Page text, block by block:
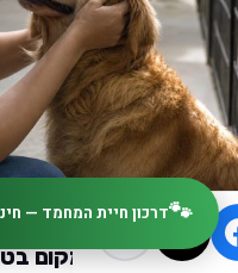
איך לבחור מקום
🐾דרכון חיית המחמד —